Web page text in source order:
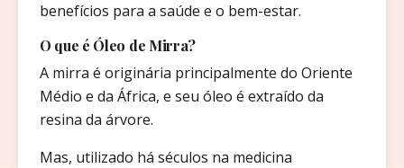
benefícios para a saúde e o bem-estar.
O que é Óleo de Mirra?
A mirra é originária principalmente do Oriente
Médio e da África, e seu óleo é extraído da
resina da árvore.
Mas, utilizado há séculos na medicina